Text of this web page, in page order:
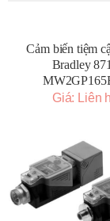
Cảm biến tiệm
Bradley
Giá: Liên